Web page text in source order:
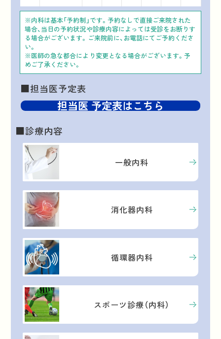
※内科は基本「予約制」です。予約なしで直接ご来院された
場合、当日の予約状況や診療内容によっては受診をお断りす
る場合がございます。ご来院前に、お電話にてご予約くださ
い。
※医師の急な都合により変更となる場合がございます。予
めご了承ください。
■担当医予定表
担当医 予定表はこちら
■診療内容
一般内科
消化器内科
循環器内科
スポーツ診療（内科）